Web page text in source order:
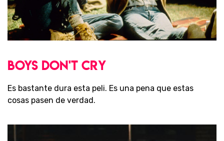
BOYS DON'T CRY
Es bastante dura esta peli. Es una pena que estas
cosas pasen de verdad.